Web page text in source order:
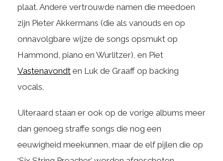
plaat. Andere vertrouwde namen die meedoen
zijn Pieter Akkermans (die als vanouds en op
onnavolgbare wijze de songs opsmukt op
Hammond, piano en Wurlitzer), en Piet
Vastenavondt en Luk de Graaff op backing
vocals.
Uiteraard staan er ook op de vorige albums meer
dan genoeg straffe songs die nog een
eeuwigheid meekunnen, maar de elf pijlen die op